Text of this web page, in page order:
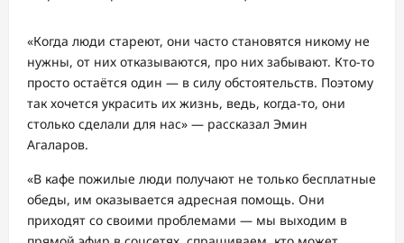
«Когда люди стареют, они часто становятся никому не
нужны, от них отказываются, про них забывают. Кто-то
просто остаётся один — в силу обстоятельств. Поэтому
так хочется украсить их жизнь, ведь, когда-то, они
столько сделали для нас» — рассказал Эмин
Агаларов.
«В кафе пожилые люди получают не только бесплатные
обеды, им оказывается адресная помощь. Они
приходят со своими проблемами — мы выходим в